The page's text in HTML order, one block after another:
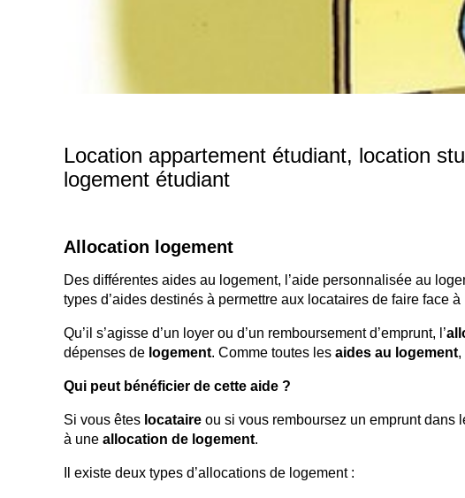
Location appartement étudiant, location
logement étudiant
Allocation logement
Des différentes aides au logement, l’aide personnalisée au
types d’aides destinés à permettre aux locataires de faire face
Qu’il s’agisse d’un loyer ou d’un remboursement d’emprunt, l’
dépenses de logement. Comme toutes les aides au logement,
Qui peut bénéficier de cette aide ?
Si vous êtes locataire ou si vous remboursez un emprunt dans
à une allocation de logement.
Il existe deux types d’allocations de logement :